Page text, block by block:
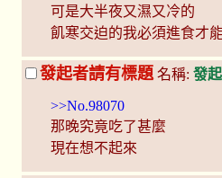
可是大半夜又濕又冷的
飢寒交迫的我必須進食才
發起者請有標題 名稱: 發
>>No.98070
那晚究竟吃了甚麼
現在想不起來